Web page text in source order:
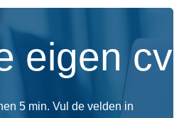
eigen cv
5 min. Vul de velden in